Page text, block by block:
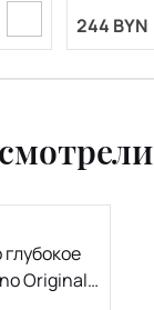
244 BYN
Original